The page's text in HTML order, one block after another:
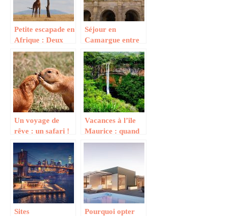
Petite escapade en
Afrique : Deux
conseils utiles
Séjour en
Camargue entre
amies
Un voyage de
rêve : un safari !
Vacances à l’île
Maurice : quand
partir ?
Sites
Pourquoi opter